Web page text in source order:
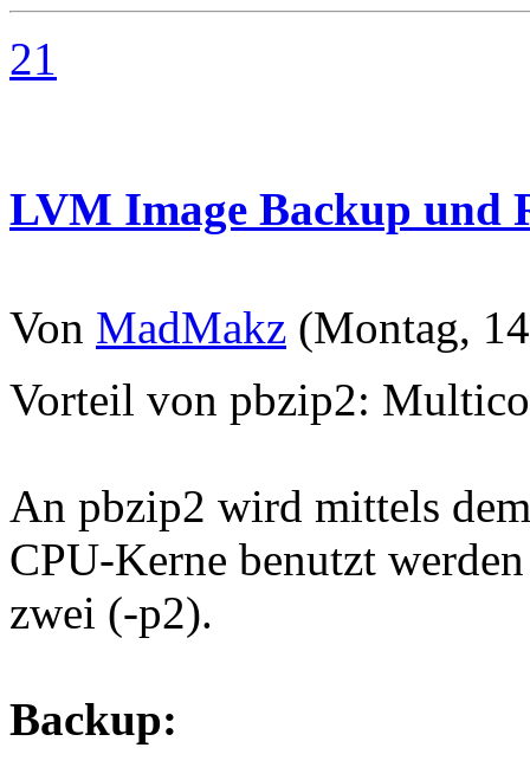
21
LVM Image Backup und
Von MadMakz (Montag,
Vorteil von pbzip2:
An pbzip2 wird mittels
CPU-Kerne benutzt
zwei (-p2).
Backup: